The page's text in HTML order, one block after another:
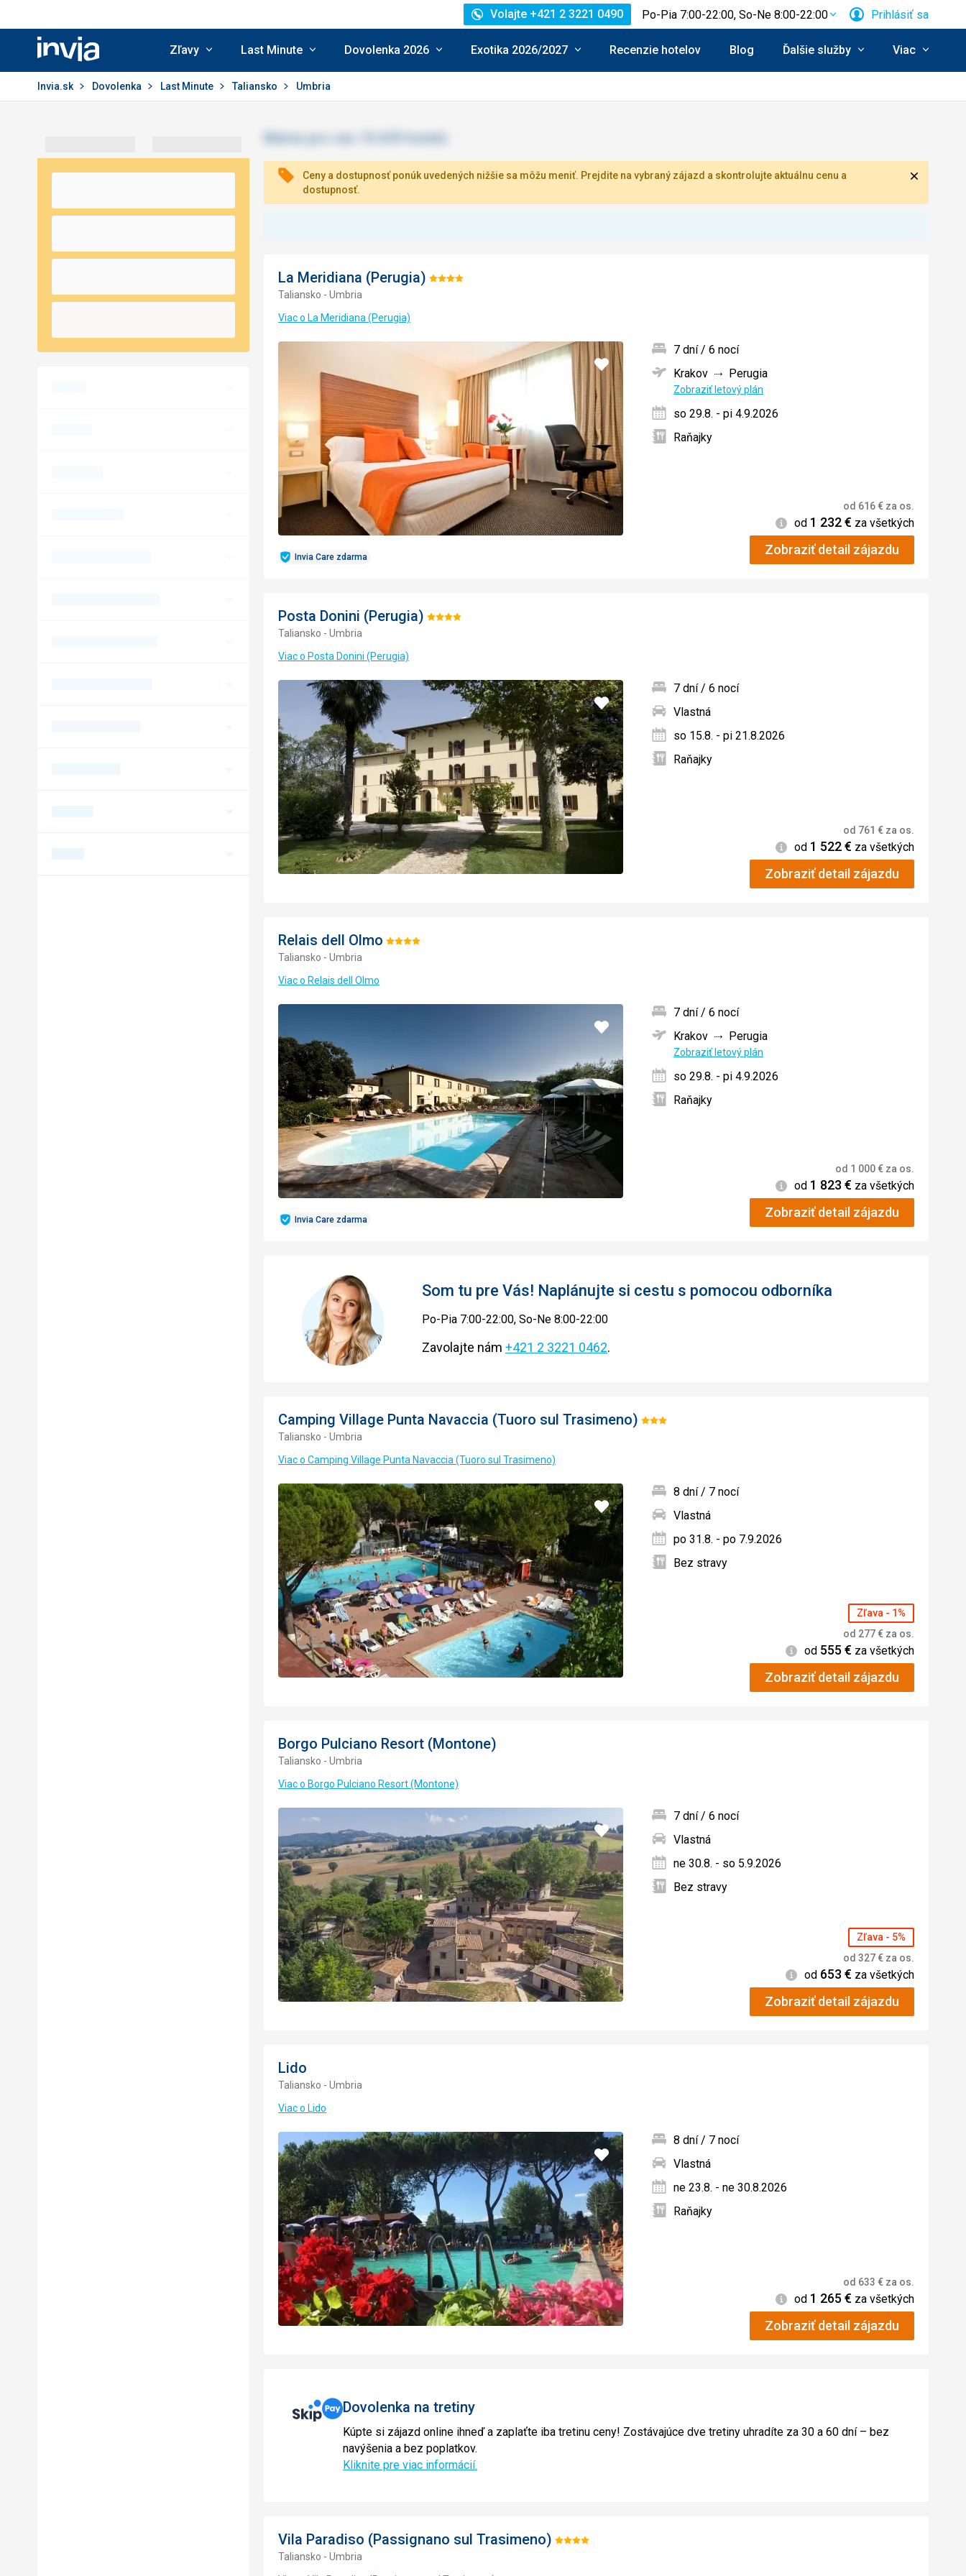
Invia.sk
Volajte +421 2 3221 0490 Po-Pia 7:00-22:00, So-Ne 8:00-22:00 Prihlásiť sa
Zľavy Last Minute Dovolenka 2026 Exotika 2026/2027 Recenzie hotelov Blog Ďalšie služby Viac
Invia.sk Dovolenka Last Minute Taliansko Umbria
Ceny a dostupnosť ponúk uvedených nižšie sa môžu meniť. Prejdite na vybraný zájazd a skontrolujte aktuálnu cenu a
dostupnosť.
La Meridiana (Perugia) Hodnotenie:
Taliansko - Umbria
Viac o La Meridiana (Perugia)
Pridať
do
obľúbených
Invia Care zdarma
7 dní / 6 nocí
Krakov
Perugia
Zobraziť letový plán
so 29.8. - pi 4.9.2026
Raňajky
od 616€ za os.
Informácie
od 1 232€ za všetkých
Zobraziť detail zájazdu
Posta Donini (Perugia) Hodnotenie:
Taliansko - Umbria
Viac o Posta Donini (Perugia)
Pridať
do
obľúbených
7 dní / 6 nocí
Vlastná
so 15.8. - pi 21.8.2026
Raňajky
od 761 € za os.
Informácie
od 1 522€ za všetkých
Zobraziť detail zájazdu
Relais dell Olmo Hodnotenie:
Taliansko - Umbria
Viac o Relais dell Olmo
Pridať
Invia Care zdarma
7 dní / 6 nocí
Krakov
Perugia
Zobraziť letový plán
so 29.8. - pi 4.9.2026
Raňajky
od 1 000€ za os.
Informácie
od 1 823 € za všetkých
Zobraziť detail zájazdu
Som tu pre Vás! Naplánujte si cestu s pomocou odborníka
Po-Pia 7:00-22:00, So-Ne 8:00-22:00
Zavolajte nám +421 2 3221 0462.
Camping Village Punta Navaccia (Tuoro sul Trasimeno) Hodnotenie:
Taliansko - Umbria
Viac o Camping Village Punta Navaccia (Tuoro sul Trasimeno)
Pridať
do
obľúbených
8 dní / 7 nocí
Vlastná
po 31.8. - po 7.9.2026
Bez stravy
Zľava - 1%
od 277€ za os.
Informácie
od 555€ za všetkých
Zobraziť detail zájazdu
Borgo Pulciano Resort (Montone)
Taliansko - Umbria
Viac o Borgo Pulciano Resort (Montone)
Pridať
do
obľúbených
7 dní / 6 nocí
Vlastná
ne 30.8. - so 5.9.2026
Bez stravy
Zľava - 5%
od 327€ za os.
Informácie
od 653 € za všetkých
Zobraziť detail zájazdu
Lido
Taliansko - Umbria
Viac o Lido
Pridať
do
obľúbených
8 dní / 7 nocí
Vlastná
ne 23.8. - ne 30.8.2026
Raňajky
od 633 € za os.
Informácie
od 1 265€ za všetkých
Zobraziť detail zájazdu
Dovolenka na tretiny
Kúpte si zájazd online ihneď a zaplaťte iba tretinu ceny! Zostávajúce dve tretiny uhradíte za 30 a 60 dní – bez
navýšenia a bez poplatkov.
Kliknite pre viac informácií.
Vila Paradiso (Passignano sul Trasimeno) Hodnotenie:
Taliansko - Umbria